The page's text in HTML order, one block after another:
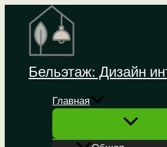
Перейти
содержимому
Бельэтаж: Дизайн
Главная